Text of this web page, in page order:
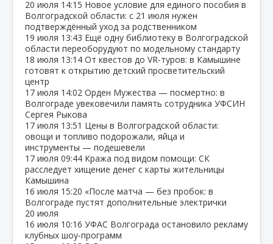
20 июля 14:15 Новое условие для единого пособия в
Волгоградской области: с 21 июля нужен
подтверждённый уход за родственником
19 июля 13:43 Ещё одну библиотеку в Волгоградской
области переоборудуют по модельному стандарту
18 июля 13:14 От квестов до VR‑туров: в Камышине
готовят к открытию детский просветительский
центр
17 июля 14:02 Орден Мужества — посмертно: в
Волгограде увековечили память сотрудника УФСИН
Сергея Рыкова
17 июля 13:51 Цены в Волгоградской области:
овощи и топливо подорожали, яйца и
инструменты — подешевели
17 июля 09:44 Кража под видом помощи: СК
расследует хищение денег с карты жительницы
Камышина
16 июля 15:20 «После матча — без пробок: в
Волгограде пустят дополнительные электрички
20 июля
16 июля 10:16 УФАС Волгограда остановило рекламу
клубных шоу‑программ